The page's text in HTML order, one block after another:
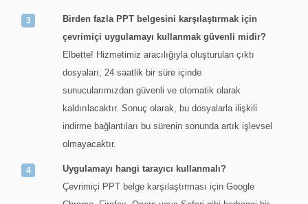
Birden fazla PPT belgesini karşılaştırmak için
çevrimiçi uygulamayı kullanmak güvenli midir?
Elbette! Hizmetimiz aracılığıyla oluşturulan çıktı
dosyaları, 24 saatlik bir süre içinde
sunucularımızdan güvenli ve otomatik olarak
kaldırılacaktır. Sonuç olarak, bu dosyalarla ilişkili
indirme bağlantıları bu sürenin sonunda artık işlevsel
olmayacaktır.
Uygulamayı hangi tarayıcı kullanmalı?
Çevrimiçi PPT belge karşılaştırması için Google